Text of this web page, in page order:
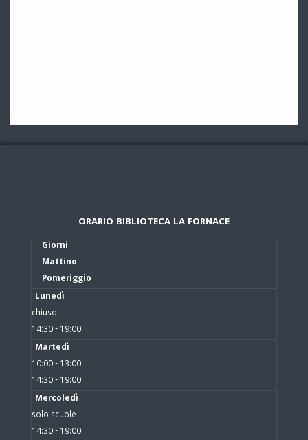
ORARIO BIBLIOTECA LA FORNACE
Giorni
Mattino
Pomeriggio
Lunedì
chiuso
14:30 - 19:00
Martedì
10:00 - 13:00
14:30 - 19:00
Mercoledì
solo scuole
14:30 - 19:00